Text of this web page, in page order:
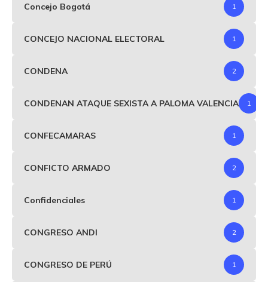
Concejo Bogotá 1
CONCEJO NACIONAL ELECTORAL 1
CONDENA 2
CONDENAN ATAQUE SEXISTA A PALOMA VALENCIA 1
CONFECAMARAS 1
CONFICTO ARMADO 2
Confidenciales 1
CONGRESO ANDI 2
CONGRESO DE PERÚ 1